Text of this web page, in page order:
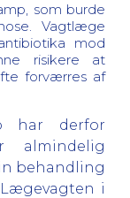
som burde
Vagtlæge
mod
risikere at
forværres af
har derfor
almindelig
behandling
i